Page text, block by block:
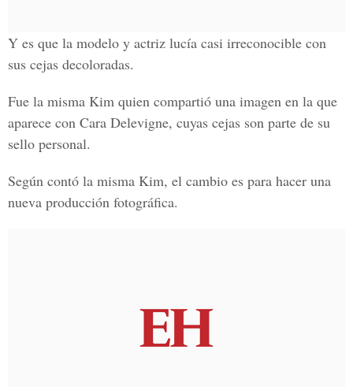
Y es que la modelo y actriz lucía casi irreconocible con
sus cejas decoloradas.
Fue la misma Kim quien compartió una imagen en la que
aparece con Cara Delevigne, cuyas cejas son parte de su
sello personal.
Según contó la misma Kim, el cambio es para hacer una
nueva producción fotográfica.